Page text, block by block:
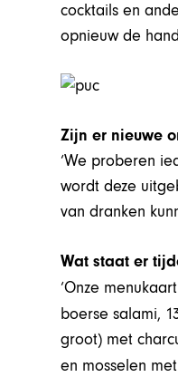
cocktails en
opnieuw de
Zijn er nieuwe
‘We proberen
wordt deze
van dranken
Wat staat er
‘Onze
boerse salami,
groot) met
en mosselen